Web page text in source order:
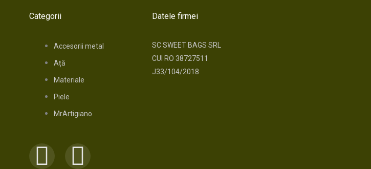
Categorii
Accesorii metal
Ață
Materiale
Piele
MrArtigiano
F
I
Datele firmei
SC SWEET BAGS SRL
CUI RO 38727511
J33/104/2018